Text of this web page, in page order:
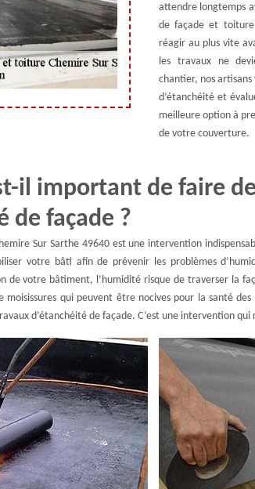
attendre longtemps
de façade et
réagir au plus vite
les travaux ne
chantier, nos
d’étanchéité et
meilleure option à
de votre couverture.
il important de faire
de façade ?
Sur Sarthe 49640 est une intervention
votre bâti afin de prévenir les problèmes
de votre bâtiment, l’humidité risque de traverser la
moisissures qui peuvent être nocives pour la santé
d’étanchéité de façade. C’est une intervention